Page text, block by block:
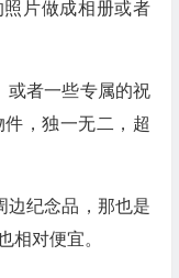
片做成相册或者
或者一些专属的祝
，独一无二，超
边纪念品，那也是
相对便宜。